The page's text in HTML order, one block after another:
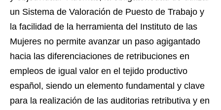
un Sistema de Valoración de Puesto de Trabajo y
la facilidad de la herramienta del Instituto de las
Mujeres no permite avanzar un paso agigantado
hacia las diferenciaciones de retribuciones en
empleos de igual valor en el tejido productivo
español, siendo un elemento fundamental y clave
para la realización de las auditorias retributiva y en